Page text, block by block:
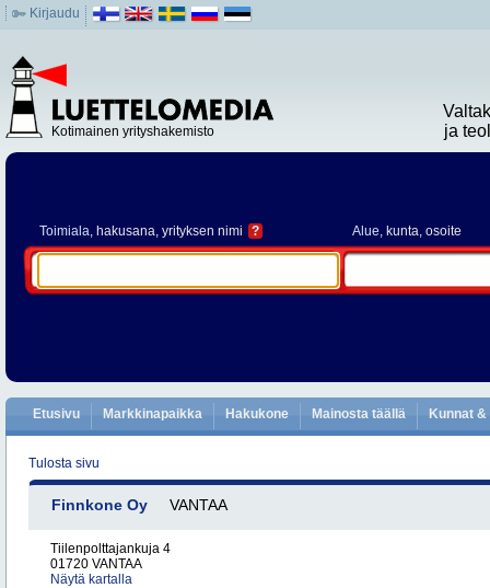
Kirjaudu
Kotimainen yrityshakemisto
ja
Toimiala, hakusana, yrityksen nimi ? Alue, kunta, osoite
Etusivu Markkinapaikka Hakukone Mainosta täällä Kunnat
Tulosta sivu
Finnkone Oy VANTAA
Tiilenpolttajankuja 4
01720 VANTAA
Näytä kartalla